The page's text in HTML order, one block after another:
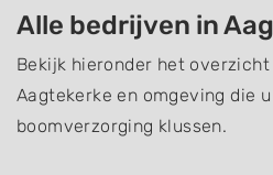
Alle bedrijven in
Bekijk hieronder het
Aagtekerke en omgeving die
boomverzorging klussen.